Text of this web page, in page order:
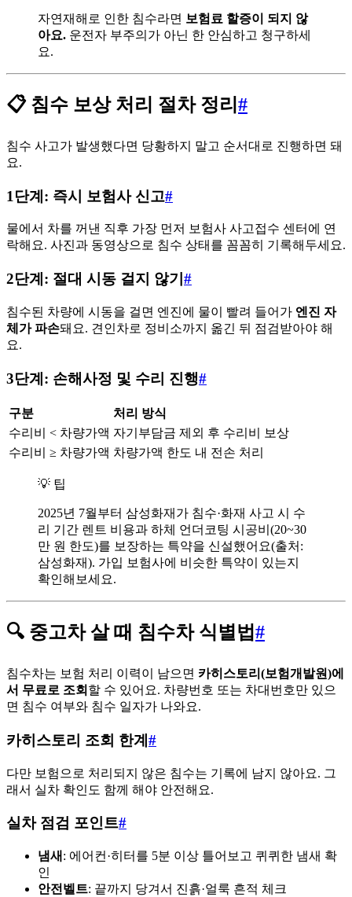
자연재해로 인한 침수라면 보험료 할증이 되지 않
아요. 운전자 부주의가 아닌 한 안심하고 청구하세
요.
📋 침수 보상 처리 절차 정리 #
침수 사고가 발생했다면 당황하지 말고 순서대로 진행하면 돼
요.
1단계: 즉시 보험사 신고#
물에서 차를 꺼낸 직후 가장 먼저 보험사 사고접수 센터에 연
락해요. 사진과 동영상으로 침수 상태를 꼼꼼히 기록해두세요.
2단계: 절대 시동 걸지 않기 #
침수된 차량에 시동을 걸면 엔진에 물이 빨려 들어가 엔진 자
체가 파손돼요. 견인차로 정비소까지 옮긴 뒤 점검받아야 해
요.
3단계: 손해사정 및 수리 진행#
구분
처리 방식
수리비 < 차량가액 자기부담금 제외 후 수리비 보상
수리비 ≥ 차량가액 차량가액 한도 내 전손 처리
💡 팁
2025년 7월부터 삼성화재가 침수·화재 사고 시 수
리 기간 렌트 비용과 하체 언더코팅 시공비(20~30
만 원 한도)를 보장하는 특약을 신설했어요(출처:
삼성화재). 가입 보험사에 비슷한 특약이 있는지
확인해보세요.
🔍 중고차 살 때 침수차 식별법#
침수차는 보험 처리 이력이 남으면 카히스토리(보험개발원)에
서 무료로 조회 할 수 있어요. 차량번호 또는 차대번호만 있으
면 침수 여부와 침수 일자가 나와요.
카히스토리 조회 한계 #
다만 보험으로 처리되지 않은 침수는 기록에 남지 않아요. 그
래서 실차 확인도 함께 해야 안전해요.
실차 점검 포인트#
냄새 : 에어컨·히터를 5분 이상 틀어보고 퀴퀴한 냄새 확
인
안전벨트: 끝까지 당겨서 진흙·얼룩 흔적 체크